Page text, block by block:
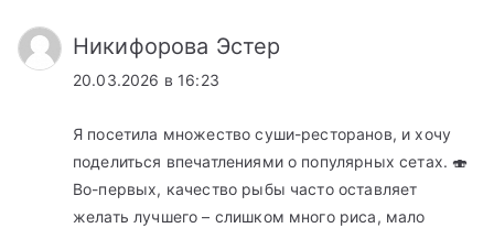
Никифорова Эстер
20.03.2026 в 16:23
Я посетила множество суши-ресторанов, и хочу
поделиться впечатлениями о популярных сетах. 🍣
Во-первых, качество рыбы часто оставляет
желать лучшего – слишком много риса, мало